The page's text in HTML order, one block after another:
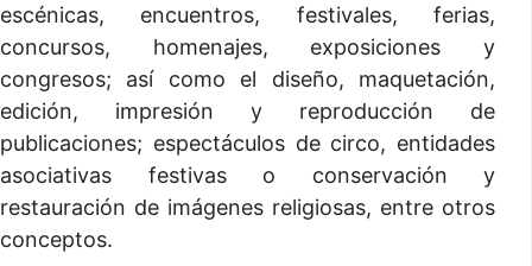
escénicas, encuentros, festivales, ferias,
concursos, homenajes, exposiciones y
congresos; así como el diseño, maquetación,
edición, impresión y reproducción de
publicaciones; espectáculos de circo, entidades
asociativas festivas o conservación y
restauración de imágenes religiosas, entre otros
conceptos.